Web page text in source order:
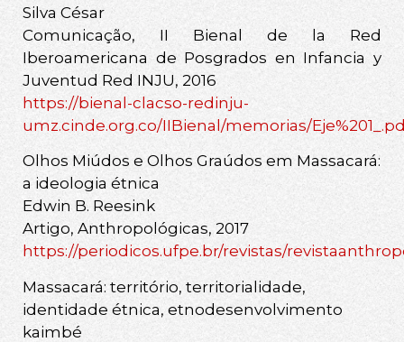
Silva César
Comunicação, II Bienal de la Red
Iberoamericana de Posgrados en Infancia y
Juventud Red INJU, 2016
https://bienal-clacso-redinju-
umz.cinde.org.co/IIBienal/memorias/
Olhos Miúdos e Olhos Graúdos em Massacará:
a ideologia étnica
Edwin B. Reesink
Artigo, Anthropológicas, 2017
https://periodicos.ufpe.br/revistas/
Massacará: território, territorialidade,
identidade étnica, etnodesenvolvimento
kaimbé